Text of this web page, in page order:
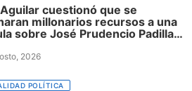
cuestionó que se
millonarios recursos a una
sobre José Prudencio Padilla
al departamento, mientras
en Riohacha
2026
POLÍTICA